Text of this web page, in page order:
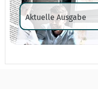
Aktuelle Ausgabe